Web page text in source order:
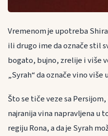
Vremenom je upotreba
ili drugo ime da označe stil
bogato, bujno, zrelije i više
„Syrah“ da označe vino
Što se tiče veze sa
najranija vina napravljena u
regiju Rona, a da je Syrah